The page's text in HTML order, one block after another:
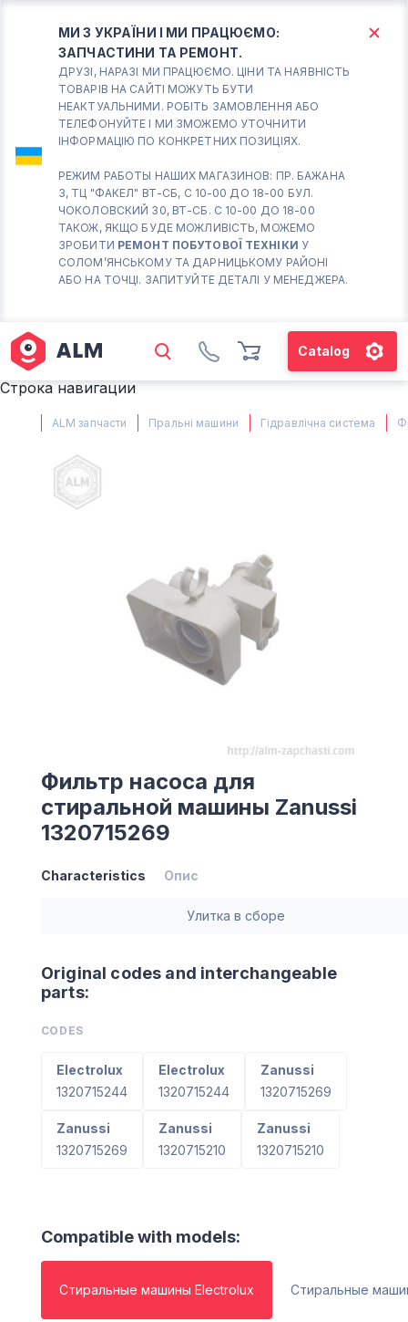
МИ З УКРАЇНИ І МИ ПРАЦЮЄМО:
ЗАПЧАСТИНИ ТА РЕМОНТ.
ДРУЗІ, НАРАЗІ МИ ПРАЦЮЄМО. ЦІНИ ТА НАЯВНІСТЬ
ТОВАРІВ НА САЙТІ МОЖУТЬ БУТИ
НЕАКТУАЛЬНИМИ. РОБІТЬ ЗАМОВЛЕННЯ АБО
ТЕЛЕФОНУЙТЕ І МИ ЗМОЖЕМО УТОЧНИТИ
ІНФОРМАЦІЮ ПО КОНКРЕТНИХ ПОЗИЦІЯХ.
РЕЖИМ РАБОТЫ НАШИХ МАГАЗИНОВ: ПР. БАЖАНА
3, ТЦ "ФАКЕЛ" ВТ-СБ, С 10-00 ДО 18-00 БУЛ.
ЧОКОЛОВСКИЙ 30, ВТ-СБ. С 10-00 ДО 18-00
ТАКОЖ, ЯКЩО БУДЕ МОЖЛИВІСТЬ, МОЖЕМО
ЗРОБИТИ РЕМОНТ ПОБУТОВОЇ ТЕХНІКИ У
СОЛОМ’ЯНСЬКОМУ ТА ДАРНИЦЬКОМУ РАЙОНІ
АБО НА ТОЧЦІ. ЗАПИТУЙТЕ ДЕТАЛІ У МЕНЕДЖЕРА.
Catalog
КИЇВ БОРИСПІЛЬ
Вт.- Сб.
10:00 - 18:00
Солом'янський район
працює ВТ-СБ с10-00 до
18-00
(098) 672 76 42
М. ХАРКІВСЬКА – ПРАЦЮЄ
ВТ-СБ С10-00 ДО 18-00
(067) 385 27 70
(063) 527 27 00
Строка навигации
ALM запчасти Пральні машини Гідравлічна система
Фильтр насоса для
стиральной машины Zanussi
1320715269
Characteristics Опис
Улитка в сборе
Original codes and interchangeable
parts:
CODES
Electrolux
1320715244
Electrolux
1320715244
Zanussi
1320715269
Zanussi
1320715269
Zanussi
1320715210
Zanussi
1320715210
Compatible with models:
Стиральные машины Electrolux Стиральные